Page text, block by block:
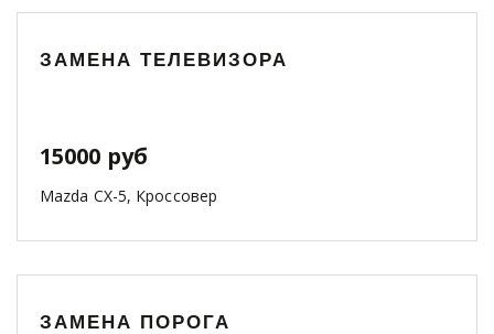
ЗАМЕНА ТЕЛЕВИЗОРА
15000 руб
Mazda CX-5, Кроссовер
ЗАМЕНА ПОРОГА